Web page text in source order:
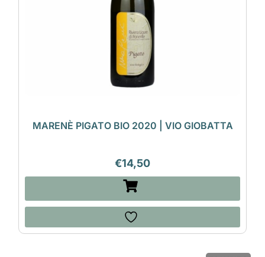
MARENÈ PIGATO BIO 2020 | VIO GIOBATTA
€14,50